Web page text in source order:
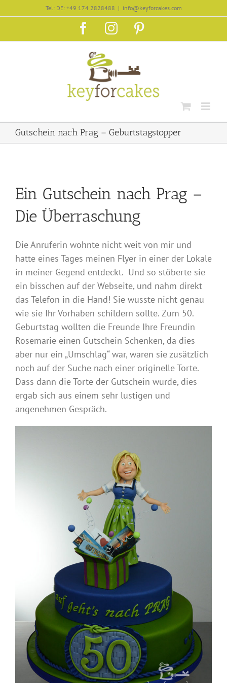
Inhalt
Tel: DE: +49 174 2828488 | info@keyforcakes.com
FacebookInstagram
Gutschein nach Prag – Geburtstagstopper
Ein Gutschein nach Prag –
Die Überraschung
Die Anruferin wohnte nicht weit von mir und
hatte eines Tages meinen Flyer in einer der Lokale
in meiner Gegend entdeckt. Und so stöberte sie
ein bisschen auf der Webseite, und nahm direkt
das Telefon in die Hand! Sie wusste nicht genau
wie sie Ihr Vorhaben schildern sollte. Zum 50.
Geburtstag wollten die Freunde Ihre Freundin
Rosemarie einen Gutschein Schenken, da dies
aber nur ein „Umschlag“ war, waren sie zusätzlich
noch auf der Suche nach einer originelle Torte.
Dass dann die Torte der Gutschein wurde, dies
ergab sich aus einem sehr lustigen und
angenehmen Gespräch.